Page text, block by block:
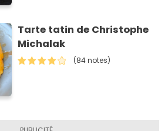
Tarte tatin de Christophe
Michalak
(84 notes)